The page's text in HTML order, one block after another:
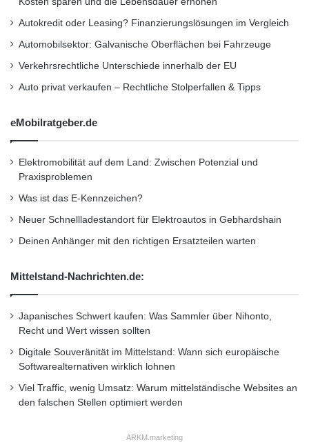
durchschlagenden Markterfolg von
Elektroautos werden High-Tech Verbrennungs­
motoren das Rückgrat der individuellen
Euro und sorgen so – sowohl bei künftigen als
auch bei unseren aktuellen Fahrzeugen – für
ein weiter verbessertes Verbrauchs- und
Emissionsverhalten.“
Autokredit oder Leasing? Finanzierungslösungen im Vergleich
Automobilsektor: Galvanische Oberflächen bei Fahrzeuge
Verkehrsrechtliche Unterschiede innerhalb der EU
Auto privat verkaufen – Rechtliche Stolperfallen & Tipps
eMobilratgeber.de
Elektromobilität auf dem Land: Zwischen Potenzial und
Praxisproblemen
Was ist das E-Kennzeichen?
Neuer Schnellladestandort für Elektroautos in Gebhardshain
Deinen Anhänger mit den richtigen Ersatzteilen warten
Mittelstand-Nachrichten.de:
Japanisches Schwert kaufen: Was Sammler über Nihonto,
Recht und Wert wissen sollten
Digitale Souveränität im Mittelstand: Wann sich europäische
Softwarealternativen wirklich lohnen
Viel Traffic, wenig Umsatz: Warum mittelständische Websites an
den falschen Stellen optimiert werden
ARKM.marketing